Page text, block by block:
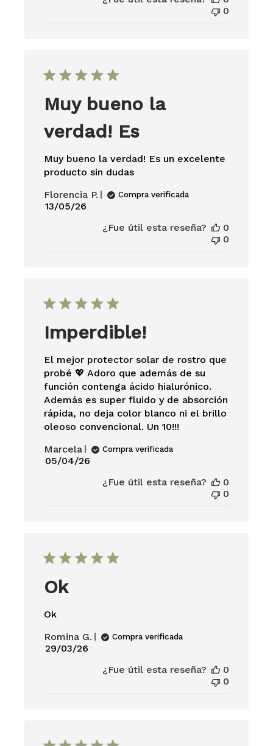
0
Muy bueno la
verdad! Es
Muy bueno la verdad! Es un excelente
producto sin dudas
Florencia P.
Compra verificada
Fecha
publicación
13/05/26
¿Fue útil esta reseña?
0
0
Imperdible!
El mejor protector solar de rostro que
probé 💖 Adoro que además de su
función contenga ácido hialurónico.
Además es super fluido y de absorción
rápida, no deja color blanco ni el brillo
oleoso convencional. Un 10!!!
Marcela
Compra verificada
Fecha
publicación
05/04/26
¿Fue útil esta reseña?
0
0
Ok
Ok
Romina G.
Compra verificada
Fecha
publicación
29/03/26
¿Fue útil esta reseña?
0
0